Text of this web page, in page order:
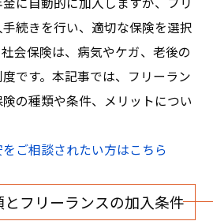
続きを行い、適切な保険を選択
会保険は、病気やケガ、老後の
です。本記事では、フリーラン
の種類や条件、メリットについ
ご相談されたい方はこちら
フリーランスの加入条件